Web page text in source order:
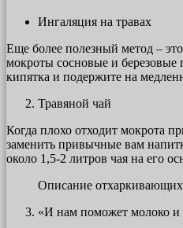
Ингаляция на травах
Еще более полезный метод –
мокроты сосновые и березовые
кипятка и подержите на
Травяной чай
Когда плохо отходит мокрота
заменить привычные вам
около 1,5-2 литров чая на его
Описание отхаркивающих
«И нам поможет молоко и